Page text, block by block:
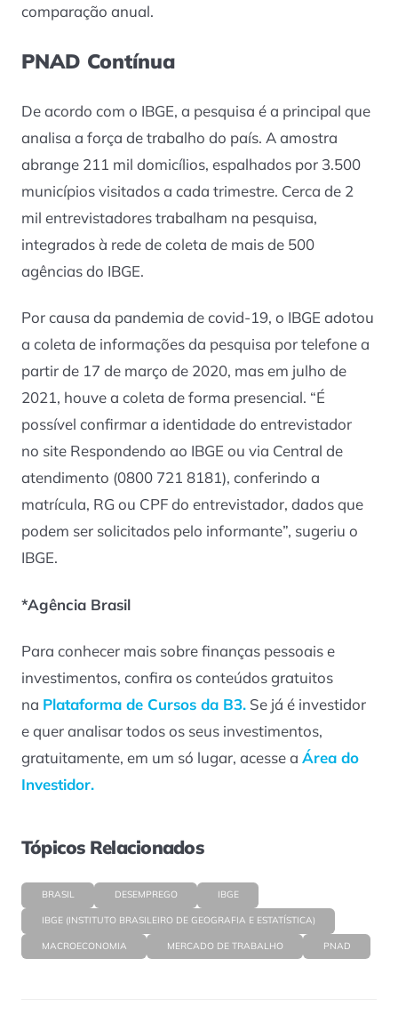
comparação anual.
PNAD Contínua
De acordo com o IBGE, a pesquisa é a principal que
analisa a força de trabalho do país. A amostra
abrange 211 mil domicílios, espalhados por 3.500
municípios visitados a cada trimestre. Cerca de 2
mil entrevistadores trabalham na pesquisa,
integrados à rede de coleta de mais de 500
agências do IBGE.
Por causa da pandemia de covid-19, o IBGE adotou
a coleta de informações da pesquisa por telefone a
partir de 17 de março de 2020, mas em julho de
2021, houve a coleta de forma presencial. “É
possível confirmar a identidade do entrevistador
no site Respondendo ao IBGE ou via Central de
atendimento (0800 721 8181), conferindo a
matrícula, RG ou CPF do entrevistador, dados que
podem ser solicitados pelo informante”, sugeriu o
IBGE.
*Agência Brasil
Para conhecer mais sobre finanças pessoais e
investimentos, confira os conteúdos gratuitos
na Plataforma de Cursos da B3. Se já é investidor
e quer analisar todos os seus investimentos,
gratuitamente, em um só lugar, acesse a Área do
Investidor.
Tópicos Relacionados
BRASIL DESEMPREGO IBGE
IBGE (INSTITUTO BRASILEIRO DE GEOGRAFIA E ESTATÍSTICA)
MACROECONOMIA MERCADO DE TRABALHO PNAD